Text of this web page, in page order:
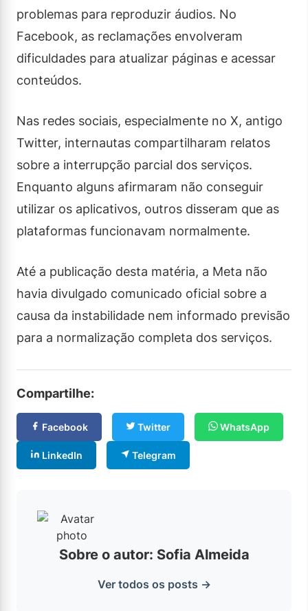
problemas para reproduzir áudios. No
Facebook, as reclamações envolveram
dificuldades para atualizar páginas e acessar
conteúdos.
Nas redes sociais, especialmente no X, antigo
Twitter, internautas compartilharam relatos
sobre a interrupção parcial dos serviços.
Enquanto alguns afirmaram não conseguir
utilizar os aplicativos, outros disseram que as
plataformas funcionavam normalmente.
Até a publicação desta matéria, a Meta não
havia divulgado comunicado oficial sobre a
causa da instabilidade nem informado previsão
para a normalização completa dos serviços.
Compartilhe:
Facebook Twitter WhatsApp
LinkedIn Telegram
Sobre o autor: Sofia Almeida
Ver todos os posts →